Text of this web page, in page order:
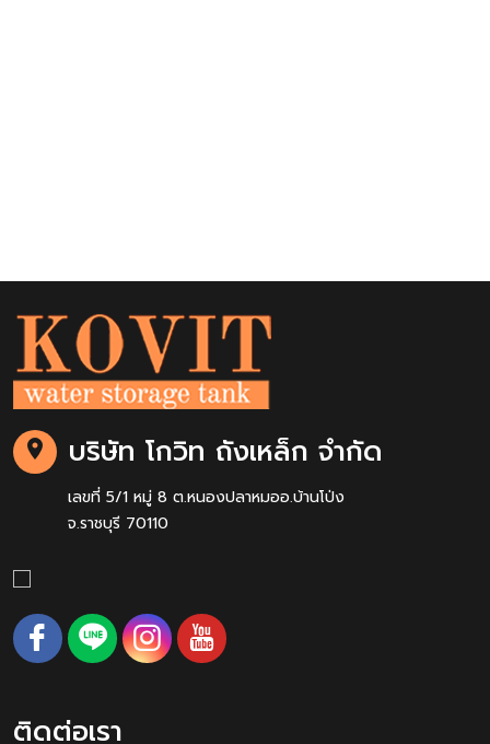
บริษัท โกวิท ถังเหล็ก จำกัด
เลขที่ 5/1 หมู่ 8 ต.หนองปลาหมออ.บ้านโป่ง
จ.ราชบุรี 70110
ติดต่อเรา